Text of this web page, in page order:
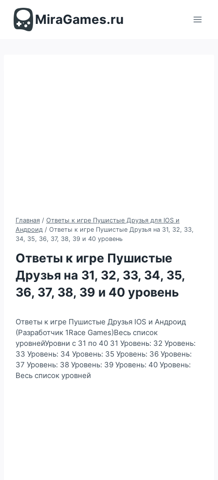
содержимомуMiraGames.ru
Главная / Ответы к игре Пушистые Друзья для IOS и
Андроид / Ответы к игре Пушистые Друзья на 31, 32, 33,
34, 35, 36, 37, 38, 39 и 40 уровень
Ответы к игре Пушистые
Друзья на 31, 32, 33, 34, 35,
36, 37, 38, 39 и 40 уровень
Ответы к игре Пушистые Друзья IOS и Андроид
(Разработчик 1Race Games)Весь список
уровнейУровни с 31 по 40 31 Уровень: 32 Уровень:
33 Уровень: 34 Уровень: 35 Уровень: 36 Уровень:
37 Уровень: 38 Уровень: 39 Уровень: 40 Уровень:
Весь список уровней